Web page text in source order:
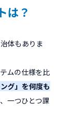
は？
体もありま
ムの仕様を比
グ」を何度も
一つひとつ課